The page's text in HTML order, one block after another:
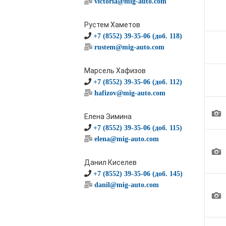
Рустем Хаметов
+7 (8552) 39-35-06 (доб. 118)
rustem@mig-auto.com
Марсель Хафизов
+7 (8552) 39-35-06 (доб. 112)
hafizov@mig-auto.com
Елена Зимина
+7 (8552) 39-35-06 (доб. 115)
elena@mig-auto.com
Данил Киселев
+7 (8552) 39-35-06 (доб. 145)
danil@mig-auto.com
1
1
1